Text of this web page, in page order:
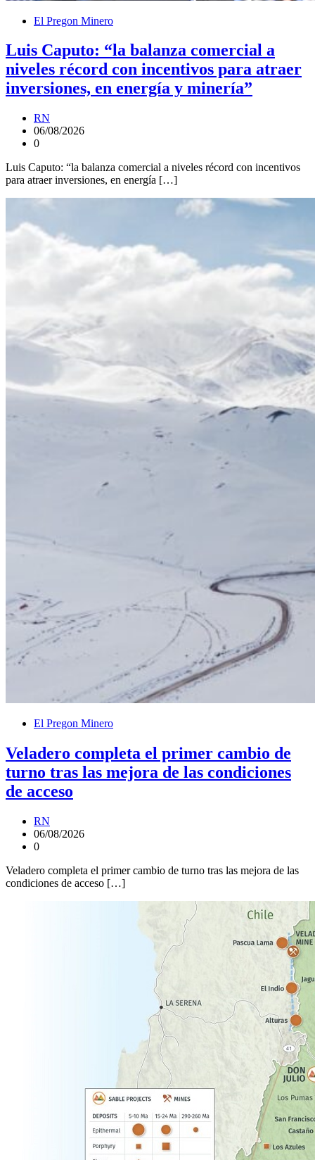
El Pregon Minero
Luis Caputo: “la balanza comercial a
niveles récord con incentivos para atraer
inversiones, en energía y minería”
RN
06/08/2026
0
Luis Caputo: “la balanza comercial a niveles récord con incentivos
para atraer inversiones, en energía […]
El Pregon Minero
Veladero completa el primer cambio de
turno tras las mejora de las condiciones
de acceso
RN
06/08/2026
0
Veladero completa el primer cambio de turno tras las mejora de las
condiciones de acceso […]